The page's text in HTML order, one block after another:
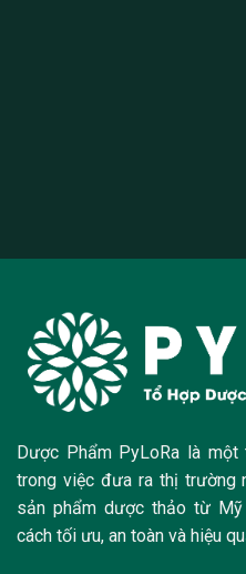
Dược Phẩm PyLoRa là
trong việc đưa ra thị trường
sản phẩm dược thảo từ
cách tối ưu, an toàn và hiệu